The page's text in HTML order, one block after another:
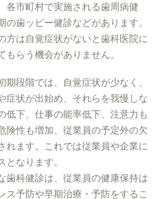
各市町村で実施される歯周病健
歯ッピー健診などがあります。
方は自覚症状がないと歯科医院に
もらう機会がありません。
段階では、自覚症状が少なく、
症状が出始め、それらを我慢しな
低下、仕事の能率低下、注意力も
険性も増加、従業員の予定外の欠
れます。これでは従業員や企業に
となります。
歯科健診は、従業員の健康保持は
ス予防や早期治療・予防をするこ